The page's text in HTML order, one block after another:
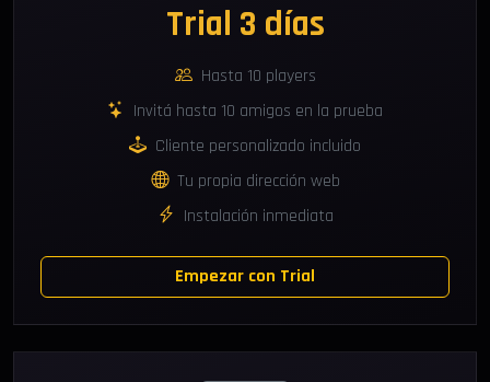
Trial 3 días
Hasta 10 players
Invitá hasta 10 amigos en la prueba
Cliente personalizado incluido
Tu propia dirección web
Instalación inmediata
Empezar con Trial